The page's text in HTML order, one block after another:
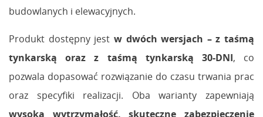
budowlanych i elewacyjnych.
Produkt dostępny jest w dwóch wersjach – z taśmą
tynkarską oraz z taśmą tynkarską 30-DNI, co
pozwala dopasować rozwiązanie do czasu trwania prac
oraz specyfiki realizacji. Oba warianty zapewniają
wysoką wytrzymałość, skuteczne zabezpieczenie